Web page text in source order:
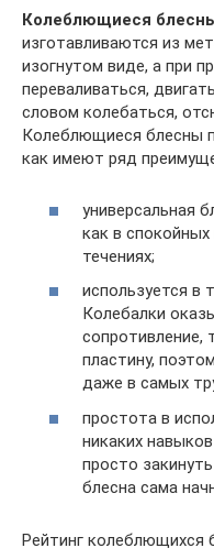
Колеблющиеся
изготавливаются из
изогнутом виде, а при
переваливаться,
словом колебаться,
Колеблющиеся блесны
как имеют ряд
универсальная
как в
течениях;
используется в
Колебалки
сопротивление,
пластину,
даже в самых
простота в
никаких
просто
блесна сама
Рейтинг колеблющихся